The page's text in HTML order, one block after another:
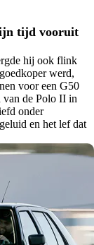
tijd vooruit
hij ook flink
werd,
voor een G50
van de Polo II in
onder
en het lef dat